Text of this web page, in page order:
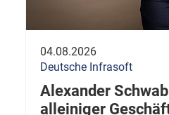
04.08.2026
Deutsche Infrasoft
Alexander
alleiniger